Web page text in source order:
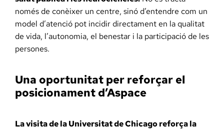
només de conèixer un centre, sinó d’entendre com un
model d’atenció pot incidir directament en la qualitat
de vida, l’autonomia, el benestar i la participació de les
persones.
Una oportunitat per reforçar el
posicionament d’Aspace
La visita de la Universitat de Chicago reforça la